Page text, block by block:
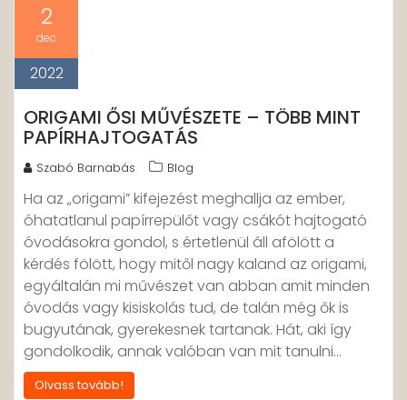
2
dec
2022
ORIGAMI ŐSI MŰVÉSZETE – TÖBB MINT
PAPÍRHAJTOGATÁS
Szabó Barnabás Blog
Ha az „origami” kifejezést meghallja az ember,
óhatatlanul papírrepülőt vagy csákót hajtogató
óvodásokra gondol, s értetlenül áll afölött a
kérdés fölött, hogy mitől nagy kaland az origami,
egyáltalán mi művészet van abban amit minden
óvodás vagy kisiskolás tud, de talán még ők is
bugyutának, gyerekesnek tartanak. Hát, aki így
gondolkodik, annak valóban van mit tanulni…
Olvass tovább!